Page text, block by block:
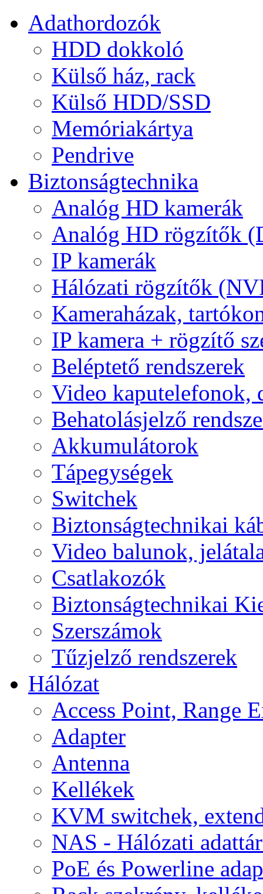
Adathordozók
HDD dokkoló
Külső ház, rack
Külső HDD/SSD
Memóriakártya
Pendrive
Biztonságtechnika
Analóg HD kamerák
Analóg HD rögzítők
IP kamerák
Hálózati rögzítők
Kameraházak,
IP kamera + rögzítő
Beléptető rendszerek
Video kaputelefonok,
Behatolásjelző
Akkumulátorok
Tápegységek
Switchek
Biztonságtechnikai
Video balunok,
Csatlakozók
Biztonságtechnikai
Szerszámok
Tűzjelző rendszerek
Hálózat
Access Point, Range
Adapter
Antenna
Kellékek
KVM switchek,
NAS - Hálózati
PoE és Powerline